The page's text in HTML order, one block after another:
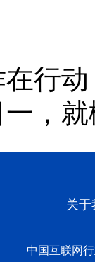
行
，
关于
中国互联网